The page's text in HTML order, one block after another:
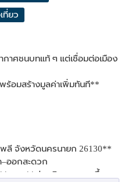
ที่ยว
กาศชนบทแท้ ๆ แต่เชื่อมต่อเมือง
ร้อมสร้างมูลค่าเพิ่มทันที**
พลี จังหวัดนครนายก 26130**
–ออกสะดวก
และ **ด่านเนินหอม ทางขึ้น